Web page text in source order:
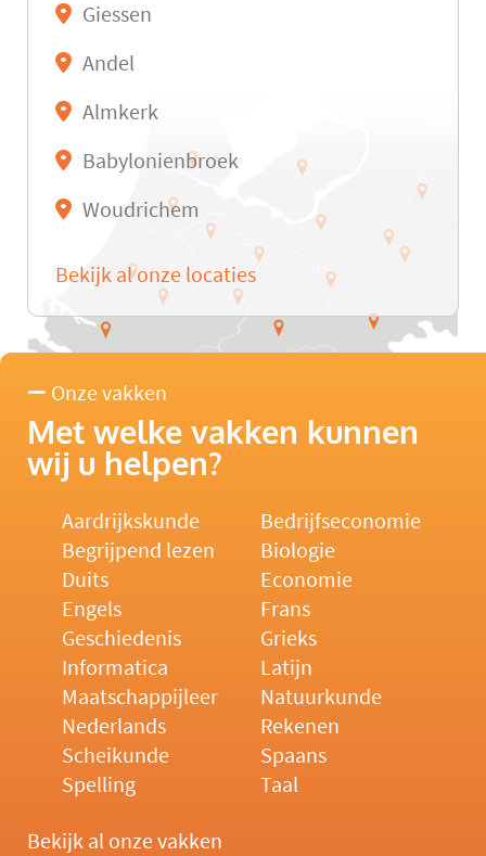
Giessen
Andel
Almkerk
Babylonienbroek
Woudrichem
Bekijk al onze locaties
Onze vakken
Met welke vakken kunnen
wij u helpen?
Aardrijkskunde
Bedrijfseconomie
Begrijpend lezen
Biologie
Duits
Economie
Engels
Frans
Geschiedenis
Grieks
Informatica
Latijn
Maatschappijleer
Natuurkunde
Nederlands
Rekenen
Scheikunde
Spaans
Spelling
Taal
Bekijk al onze vakken